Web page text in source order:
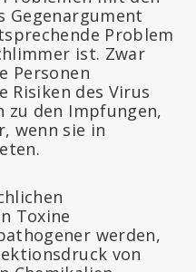
Gegenargument
Problem
ist. Zwar
Personen
Risiken des Virus
zu den Impfungen,
wenn sie in
Toxine
werden,
von